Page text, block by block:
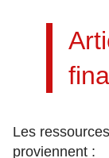
Les
proviennent :